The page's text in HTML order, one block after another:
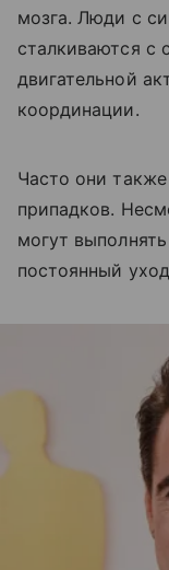
мозга. Люди с
сталкиваются с
двигательной
координации.
Часто они
припадков.
могут
постоянный